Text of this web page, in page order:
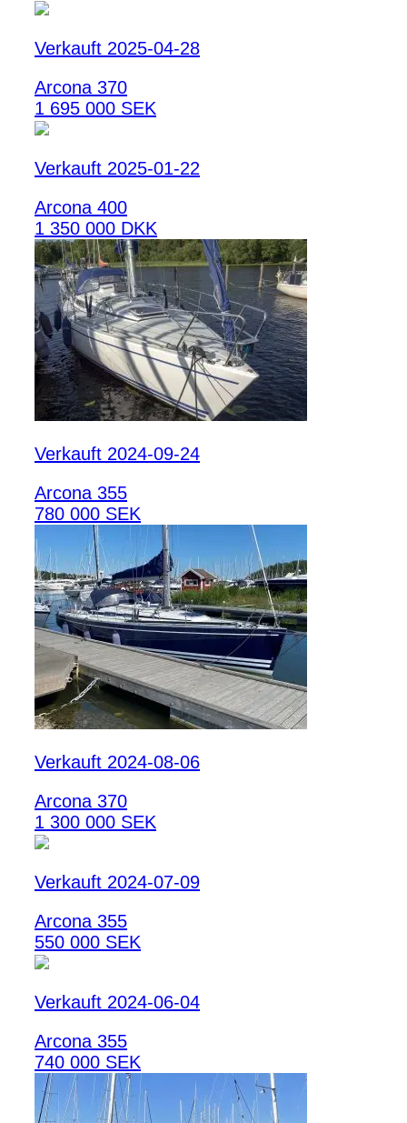
Verkauft 2025-04-28
Arcona 370
1 695 000 SEK
Verkauft 2025-01-22
Arcona 400
1 350 000 DKK
Verkauft 2024-09-24
Arcona 355
780 000 SEK
Verkauft 2024-08-06
Arcona 370
1 300 000 SEK
Verkauft 2024-07-09
Arcona 355
550 000 SEK
Verkauft 2024-06-04
Arcona 355
740 000 SEK